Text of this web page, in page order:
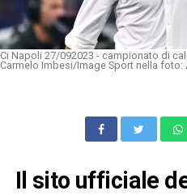
Ci Napoli 27/092023 - campionato di
Carmelo Imbesi/Image Sport nella foto:
Il sito ufficiale